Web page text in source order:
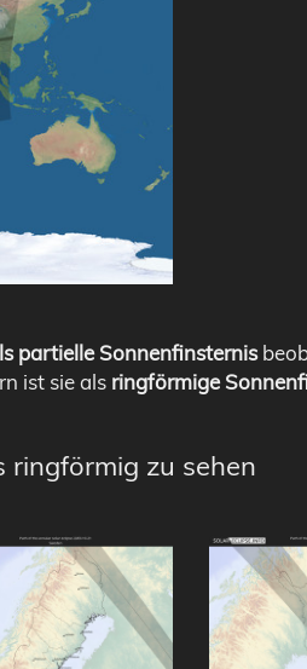
partielle Sonnenfinsternis
ist sie als ringförmige
ringförmig zu sehen